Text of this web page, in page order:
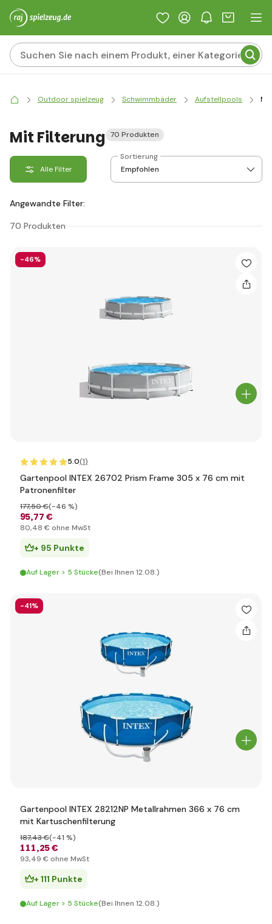
Outdoor spielzeug Schwimmbäder Aufstellpools
Mit Filterung 70 Produkten
Alle Filter
Sortierung
Angewandte Filter:
70 Produkten
-46%
5.0(1)
Gartenpool INTEX 26702 Prism Frame 305 x 76 cm mit
Patronenfilter
95,77 €
177,50 €(-46 %)
80,48 € ohne MwSt
+ 95 Punkte
Auf Lager > 5 Stücke(Bei Ihnen 12.08.)
-41%
Gartenpool INTEX 28212NP Metallrahmen 366 x 76 cm
mit Kartuschenfilterung
111,25 €
187,43 €(-41 %)
93,49 € ohne MwSt
+ 111 Punkte
Auf Lager > 5 Stücke(Bei Ihnen 12.08.)